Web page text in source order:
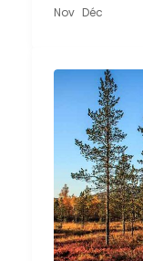
Nov Déc